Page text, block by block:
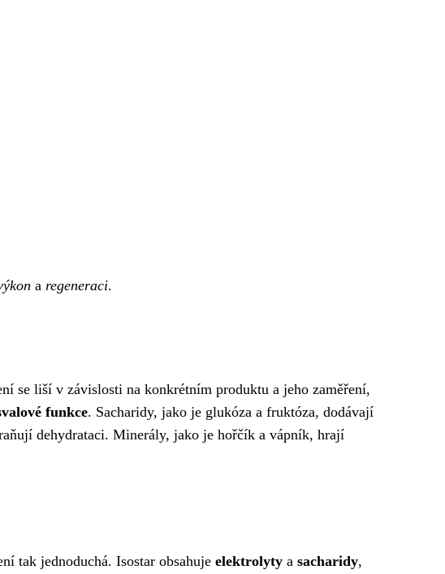
a regeneraci.
se liší v závislosti na konkrétním produktu a jeho zaměření,
funkce. Sacharidy, jako je glukóza a fruktóza, dodávají
dehydrataci. Minerály, jako je hořčík a vápník, hrají
tak jednoduchá. Isostar obsahuje elektrolyty a sacharidy,